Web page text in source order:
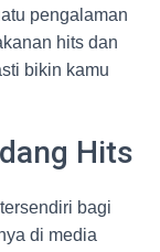
pengalaman
hits dan
bikin kamu
Hits
bagi
di media